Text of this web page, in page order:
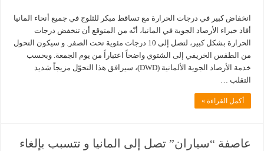
انخفاض كبير في درجات الحرارة مع تساقط مبكر للثلوج في جميع أنحاء المانيا
أفاد خبراء الأرصاد الجوية في المانيا، أنّه من المتوقع أن تنخفض درجات
الحرارة بشكل كبير، لتصل إلى 10 درجات مئوية تحت الصفر. و سيكون التحول
من الطقس الخريفي إلى الشتوي واضحاً اعتباراً من يوم الجمعة. وبحسب
خدمة الأرصاد الجوية الألمانية (DWD)، سيرافق هذا التحوّل مزيجاً شديد
التقلب …
أكمل القراءة »
عاصفة “سياران” تصل إلى المانيا و تتسبب بإلغاء